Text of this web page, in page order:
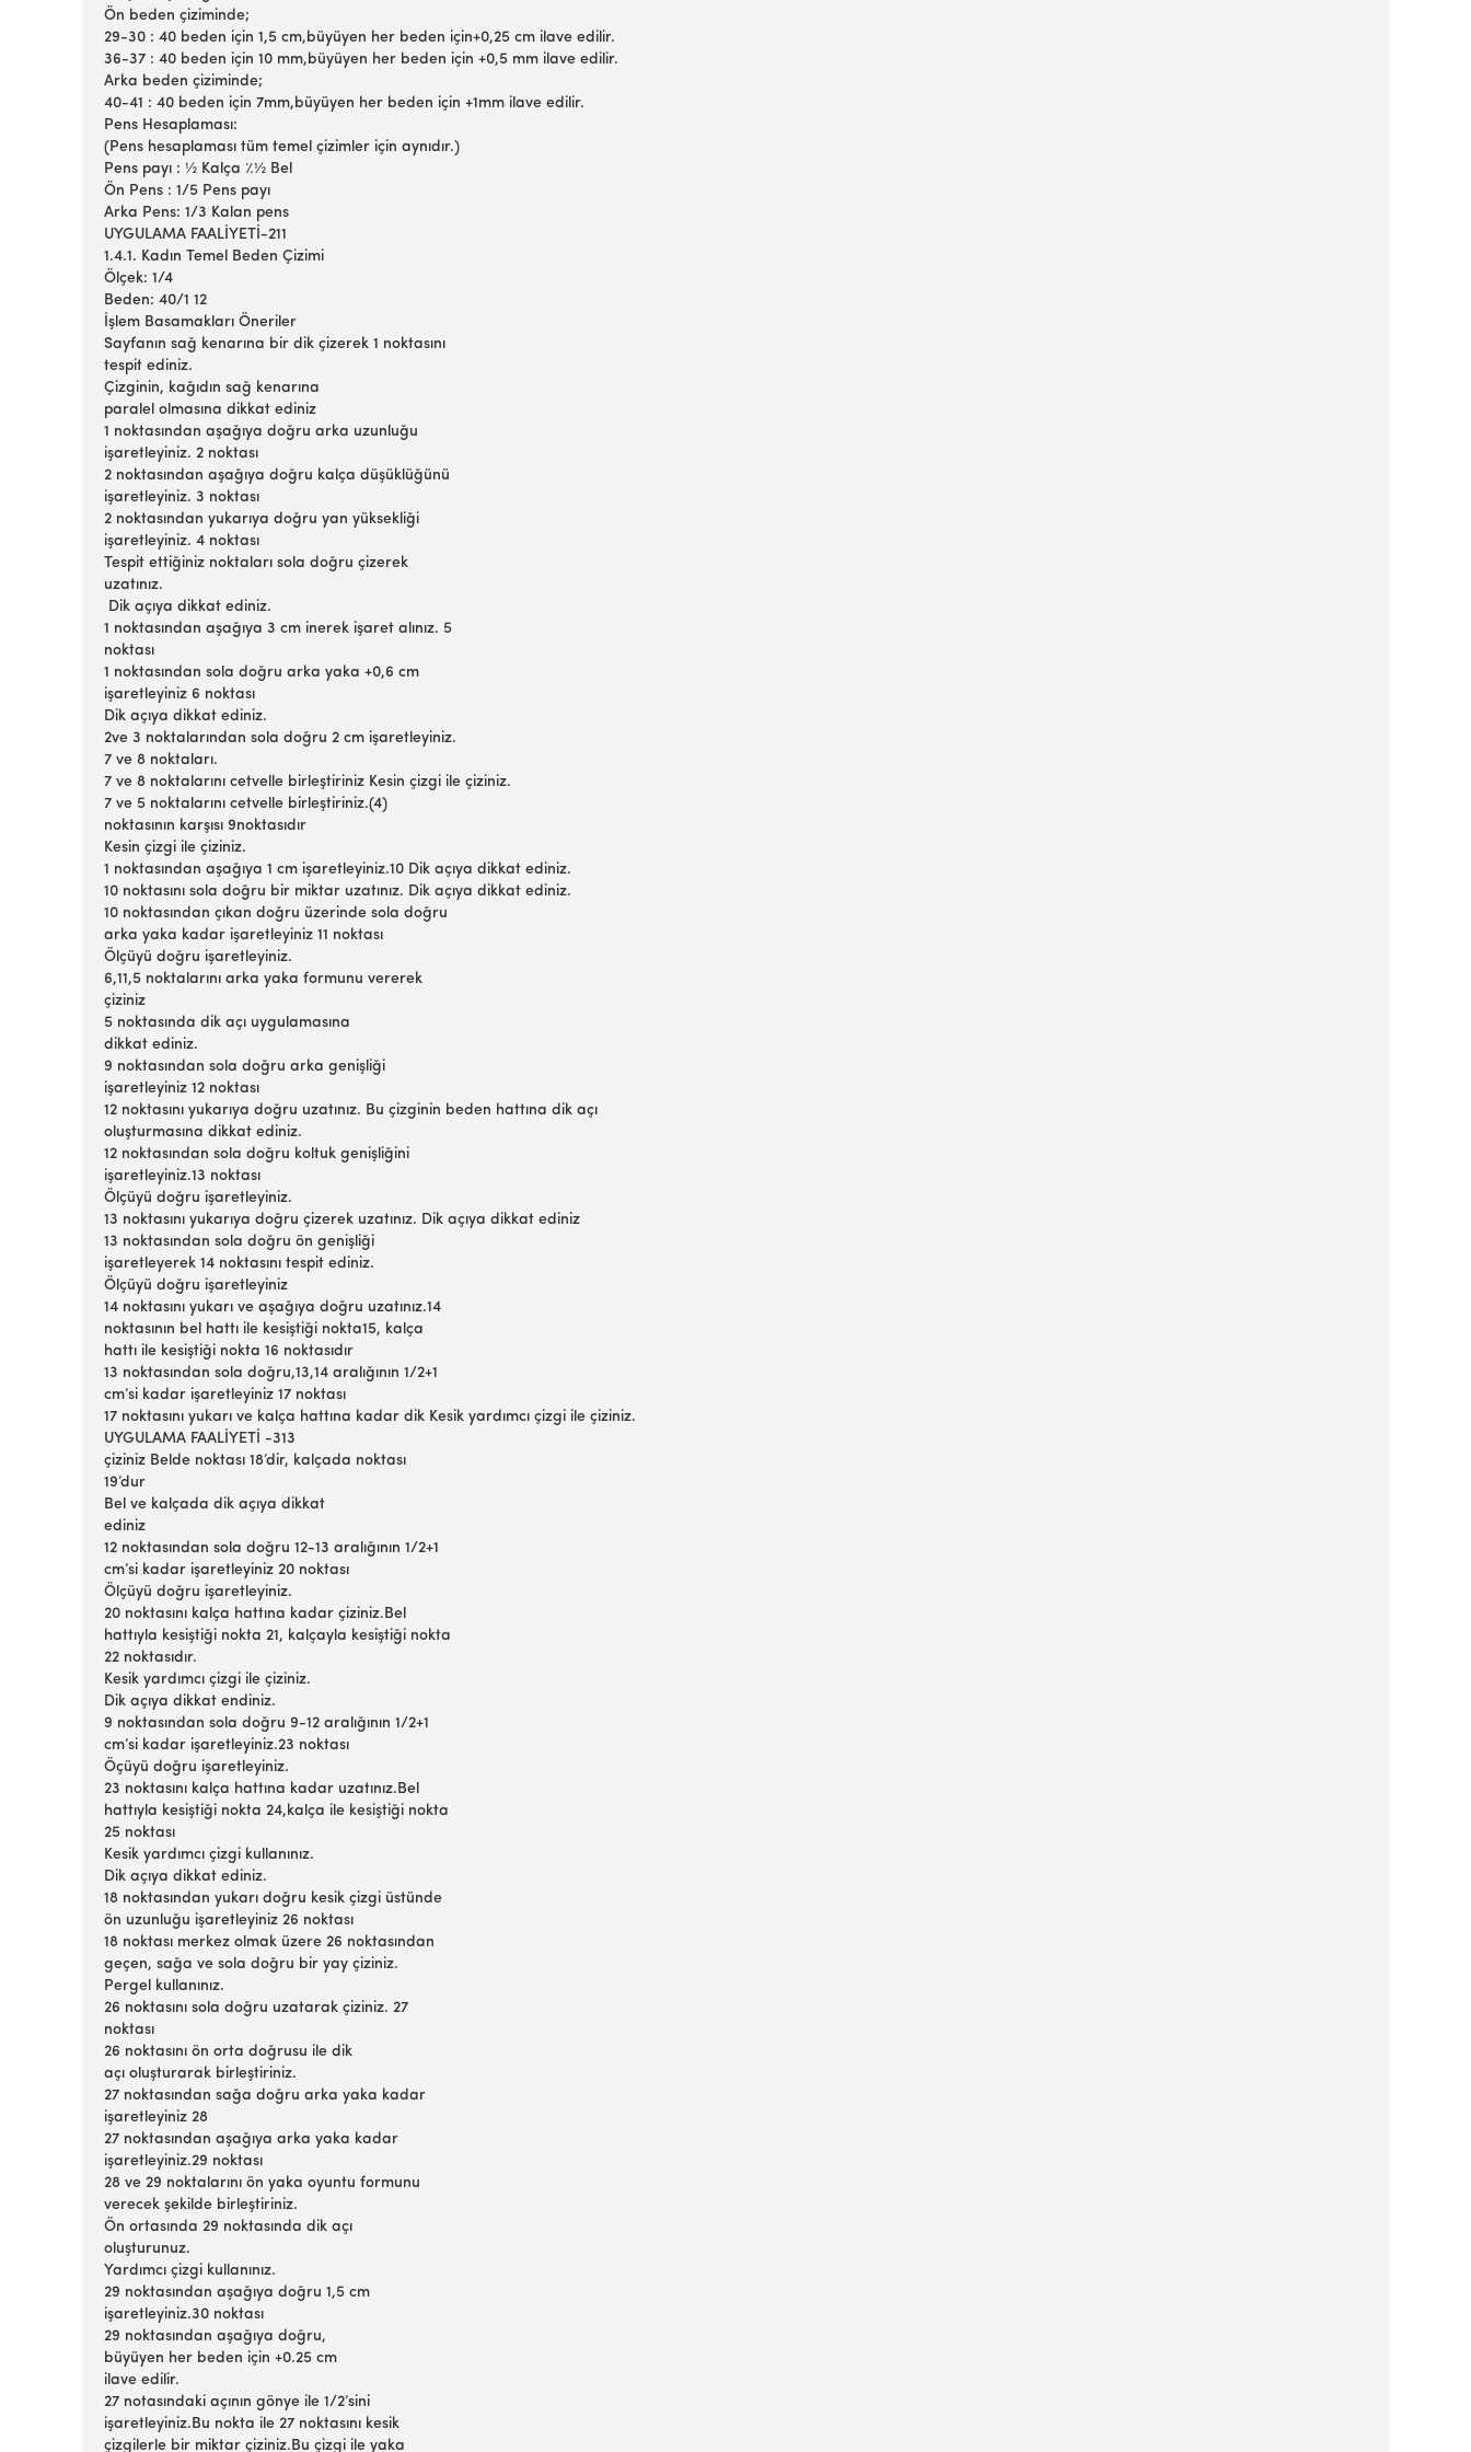
Ön beden çiziminde;
29-30 : 40 beden için 1,5 cm,büyüyen her beden için+0,25 cm ilave edilir.
36-37 : 40 beden için 10 mm,büyüyen her beden için +0,5 mm ilave edilir.
Arka beden çiziminde;
40-41 : 40 beden için 7mm,büyüyen her beden için +1mm ilave edilir.
Pens Hesaplaması:
(Pens hesaplaması tüm temel çizimler için aynıdır.)
Pens payı : ½ Kalça ٪½ Bel
Ön Pens : 1/5 Pens payı
Arka Pens: 1/3 Kalan pens
UYGULAMA FAALİYETİ-211
1.4.1. Kadın Temel Beden Çizimi
Ölçek: 1/4
Beden: 40/1 12
İşlem Basamakları Öneriler
Sayfanın sağ kenarına bir dik çizerek 1 noktasını
tespit ediniz.
Çizginin, kağıdın sağ kenarına
paralel olmasına dikkat ediniz
1 noktasından aşağıya doğru arka uzunluğu
işaretleyiniz. 2 noktası
2 noktasından aşağıya doğru kalça düşüklüğünü
işaretleyiniz. 3 noktası
2 noktasından yukarıya doğru yan yüksekliği
işaretleyiniz. 4 noktası
Tespit ettiğiniz noktaları sola doğru çizerek
uzatınız.
Dik açıya dikkat ediniz.
1 noktasından aşağıya 3 cm inerek işaret alınız. 5
noktası
1 noktasından sola doğru arka yaka +0,6 cm
işaretleyiniz 6 noktası
Dik açıya dikkat ediniz.
2ve 3 noktalarından sola doğru 2 cm işaretleyiniz.
7 ve 8 noktaları.
7 ve 8 noktalarını cetvelle birleştiriniz Kesin çizgi ile çiziniz.
7 ve 5 noktalarını cetvelle birleştiriniz.(4)
noktasının karşısı 9noktasıdır
Kesin çizgi ile çiziniz.
1 noktasından aşağıya 1 cm işaretleyiniz.10 Dik açıya dikkat ediniz.
10 noktasını sola doğru bir miktar uzatınız. Dik açıya dikkat ediniz.
10 noktasından çıkan doğru üzerinde sola doğru
arka yaka kadar işaretleyiniz 11 noktası
Ölçüyü doğru işaretleyiniz.
6,11,5 noktalarını arka yaka formunu vererek
çiziniz
5 noktasında dik açı uygulamasına
dikkat ediniz.
9 noktasından sola doğru arka genişliği
işaretleyiniz 12 noktası
12 noktasını yukarıya doğru uzatınız. Bu çizginin beden hattına dik açı
oluşturmasına dikkat ediniz.
12 noktasından sola doğru koltuk genişliğini
işaretleyiniz.13 noktası
Ölçüyü doğru işaretleyiniz.
13 noktasını yukarıya doğru çizerek uzatınız. Dik açıya dikkat ediniz
13 noktasından sola doğru ön genişliği
işaretleyerek 14 noktasını tespit ediniz.
Ölçüyü doğru işaretleyiniz
14 noktasını yukarı ve aşağıya doğru uzatınız.14
noktasının bel hattı ile kesiştiği nokta15, kalça
hattı ile kesiştiği nokta 16 noktasıdır
13 noktasından sola doğru,13,14 aralığının 1/2+1
cm’si kadar işaretleyiniz 17 noktası
17 noktasını yukarı ve kalça hattına kadar dik Kesik yardımcı çizgi ile çiziniz.
UYGULAMA FAALİYETİ -313
çiziniz Belde noktası 18’dir, kalçada noktası
19’dur
Bel ve kalçada dik açıya dikkat
ediniz
12 noktasından sola doğru 12-13 aralığının 1/2+1
cm’si kadar işaretleyiniz 20 noktası
Ölçüyü doğru işaretleyiniz.
20 noktasını kalça hattına kadar çiziniz.Bel
hattıyla kesiştiği nokta 21, kalçayla kesiştiği nokta
22 noktasıdır.
Kesik yardımcı çizgi ile çiziniz.
Dik açıya dikkat endiniz.
9 noktasından sola doğru 9-12 aralığının 1/2+1
cm’si kadar işaretleyiniz.23 noktası
Öçüyü doğru işaretleyiniz.
23 noktasını kalça hattına kadar uzatınız.Bel
hattıyla kesiştiği nokta 24,kalça ile kesiştiği nokta
25 noktası
Kesik yardımcı çizgi kullanınız.
Dik açıya dikkat ediniz.
18 noktasından yukarı doğru kesik çizgi üstünde
ön uzunluğu işaretleyiniz 26 noktası
18 noktası merkez olmak üzere 26 noktasından
geçen, sağa ve sola doğru bir yay çiziniz.
Pergel kullanınız.
26 noktasını sola doğru uzatarak çiziniz. 27
noktası
26 noktasını ön orta doğrusu ile dik
açı oluşturarak birleştiriniz.
27 noktasından sağa doğru arka yaka kadar
işaretleyiniz 28
27 noktasından aşağıya arka yaka kadar
işaretleyiniz.29 noktası
28 ve 29 noktalarını ön yaka oyuntu formunu
verecek şekilde birleştiriniz.
Ön ortasında 29 noktasında dik açı
oluşturunuz.
Yardımcı çizgi kullanınız.
29 noktasından aşağıya doğru 1,5 cm
işaretleyiniz.30 noktası
29 noktasından aşağıya doğru,
büyüyen her beden için +0.25 cm
ilave edilir.
27 notasındaki açının gönye ile 1/2’sini
işaretleyiniz.Bu nokta ile 27 noktasını kesik
çizgilerle bir miktar çiziniz.Bu çizgi ile yaka